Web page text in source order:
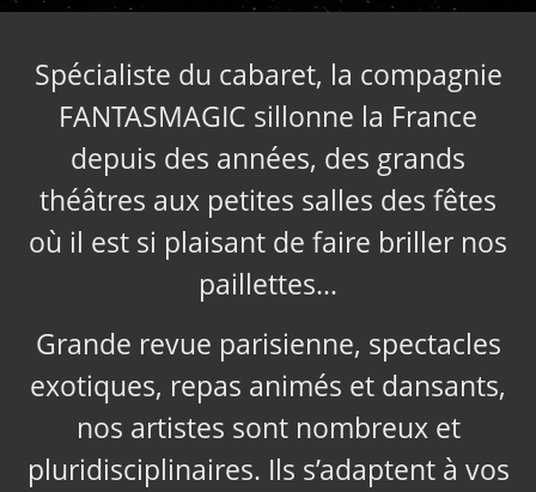
Spécialiste du cabaret, la compagnie
FANTASMAGIC sillonne la France
depuis des années, des grands
théâtres aux petites salles des fêtes
où il est si plaisant de faire briller nos
paillettes…
Grande revue parisienne, spectacles
exotiques, repas animés et dansants,
nos artistes sont nombreux et
pluridisciplinaires. Ils s’adaptent à vos